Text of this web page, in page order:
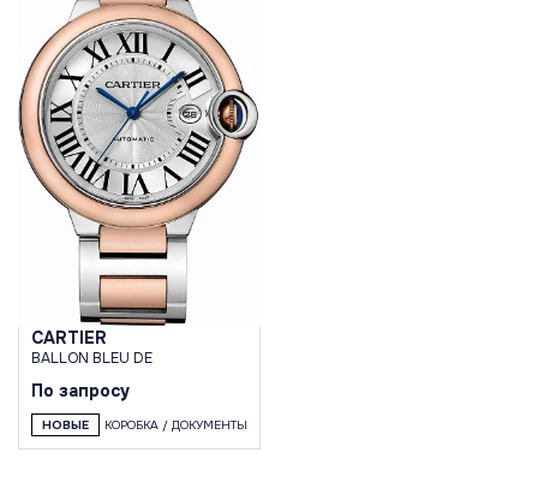
CARTIER
BALLON BLEU DE
По запросу
НОВЫЕ КОРОБКА / ДОКУМЕНТЫ